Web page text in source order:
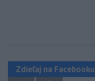
Zdieľaj na Facebooku